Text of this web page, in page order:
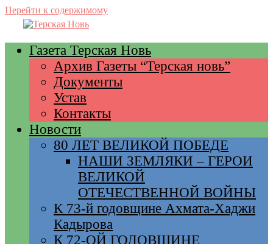
Перейти к содержимому
Газета Терская Новь
Архив Газеты “Терская новь”
Документы
Устав
Контакты
Новости
80 ЛЕТ ВЕЛИКОЙ ПОБЕДЕ
НАШИ ЗЕМЛЯКИ – ГЕРОИ
ВЕЛИКОЙ
ОТЕЧЕСТВЕННОЙ ВОЙНЫ
К 73-й годовщине Ахмата-Хаджи
Кадырова
К 72-ОЙ ГОДОВЩИНЕ